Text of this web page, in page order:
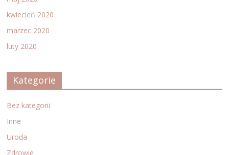
kwiecień 2020
marzec 2020
luty 2020
Kategorie
Bez kategorii
Inne
Uroda
Zdrowie